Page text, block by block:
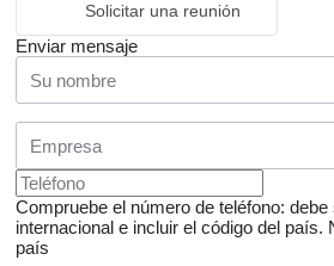
Solicitar una reunión
Enviar mensaje
Compruebe el número de teléfono:
internacional e incluir el código del país.
país